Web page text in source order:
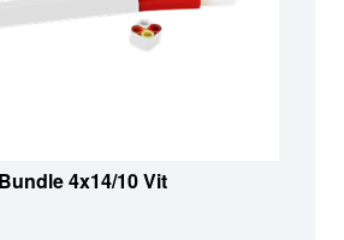
4x14/10 Vit